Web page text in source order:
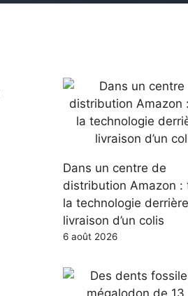
Dans un centre de
distribution Amazon :
la technologie
livraison d’un colis
6 août 2026